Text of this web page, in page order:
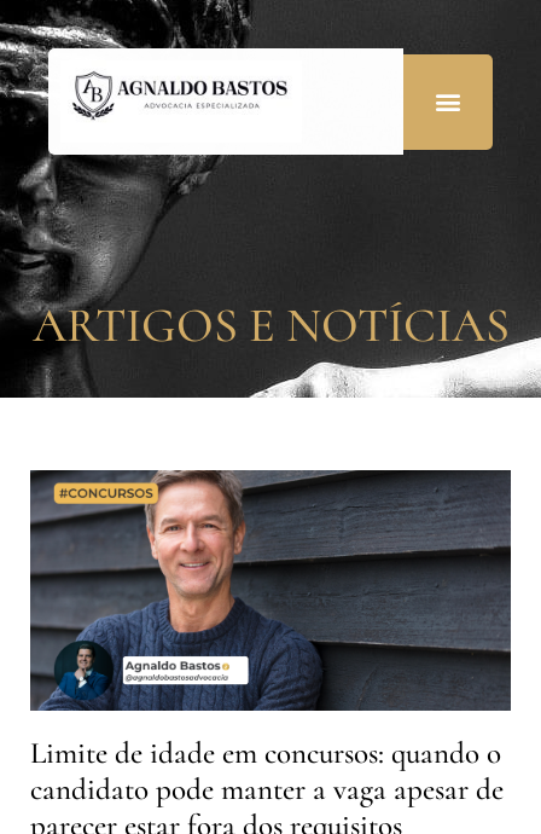
ARTIGOS E NOTÍCIAS
Limite de idade em concursos: quando o
candidato pode manter a vaga apesar de
parecer estar fora dos requisitos